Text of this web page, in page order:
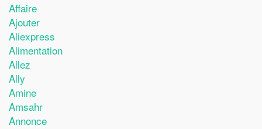
Affaire
Ajouter
Aliexpress
Alimentation
Allez
Ally
Amine
Amsahr
Annonce